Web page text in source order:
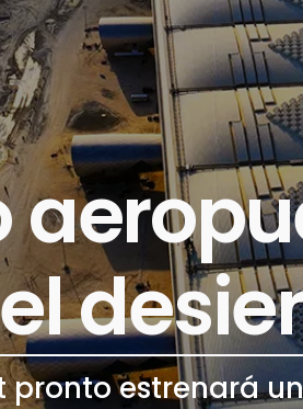
pronto estrenará